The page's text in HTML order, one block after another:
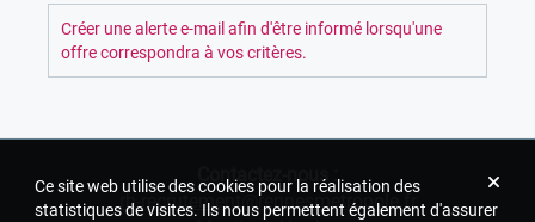
Ce site web utilise des cookies pour la réalisation des
statistiques de visites. Ils nous permettent également d'assurer
Créer une alerte e-mail afin d'être informé lorsqu'une
offre correspondra à vos critères.
Contactez-nous :
rh-recrutement@rennesmetropole.fr